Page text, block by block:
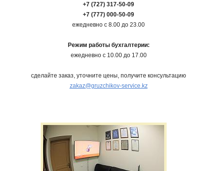
+7 (727) 317-50-09
+7 (777) 000-50-09
ежедневно с 8.00 до 23.00
Режим работы бухгалтерии:
ежедневно с 10.00 до 17.00
сделайте заказ, уточните цены, получите консультацию
zakaz@gruzchikov-service.kz